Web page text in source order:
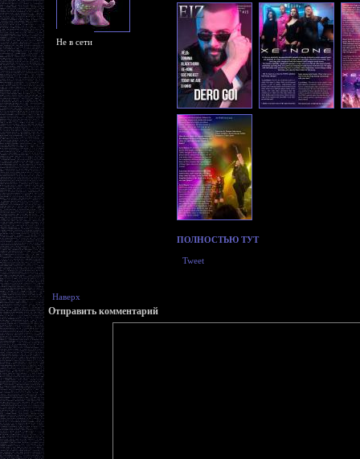
Не в сети
ПОЛНОСТЬЮ ТУТ
Tweet
Наверх
Отправить комментарий